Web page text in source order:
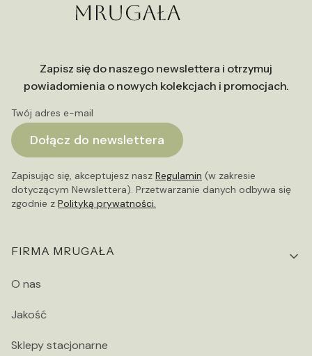
Zapisz się do naszego newslettera i otrzymuj
powiadomienia o nowych kolekcjach i promocjach.
Twój adres e-mail
Dołącz do newslettera
Zapisując się, akceptujesz nasz Regulamin (w zakresie
dotyczącym Newslettera). Przetwarzanie danych odbywa się
zgodnie z Polityką prywatności.
Linki w stopce
FIRMA MRUGAŁA
O nas
Jakość
Sklepy stacjonarne